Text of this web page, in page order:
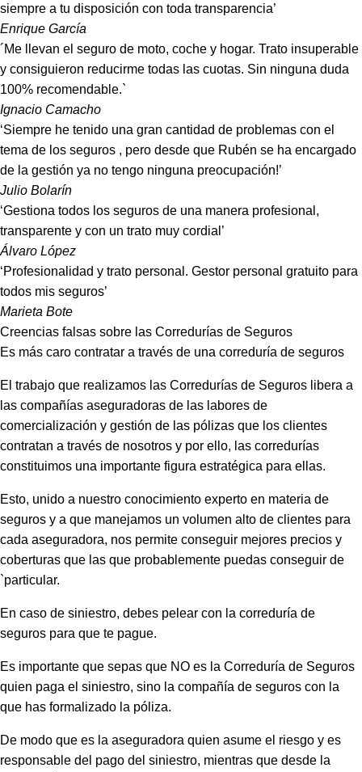
siempre a tu disposición con toda transparencia’
Enrique García
´Me llevan el seguro de moto, coche y hogar. Trato insuperable
y consiguieron reducirme todas las cuotas. Sin ninguna duda
100% recomendable.`
Ignacio Camacho
‘Siempre he tenido una gran cantidad de problemas con el
tema de los seguros , pero desde que Rubén se ha encargado
de la gestión ya no tengo ninguna preocupación!’
Julio Bolarín
‘Gestiona todos los seguros de una manera profesional,
transparente y con un trato muy cordial’
Álvaro López
‘Profesionalidad y trato personal. Gestor personal gratuito para
todos mis seguros’
Marieta Bote
Creencias falsas sobre las Corredurías de Seguros
Es más caro contratar a través de una correduría de seguros
El trabajo que realizamos las Corredurías de Seguros libera a
las compañías aseguradoras de las labores de
comercialización y gestión de las pólizas que los clientes
contratan a través de nosotros y por ello, las corredurías
constituimos una importante figura estratégica para ellas.
Esto, unido a nuestro conocimiento experto en materia de
seguros y a que manejamos un volumen alto de clientes para
cada aseguradora, nos permite conseguir mejores precios y
coberturas que las que probablemente puedas conseguir de
`particular.
En caso de siniestro, debes pelear con la correduría de
seguros para que te pague.
Es importante que sepas que NO es la Correduría de Seguros
quien paga el siniestro, sino la compañía de seguros con la
que has formalizado la póliza.
De modo que es la aseguradora quien asume el riesgo y es
responsable del pago del siniestro, mientras que desde la